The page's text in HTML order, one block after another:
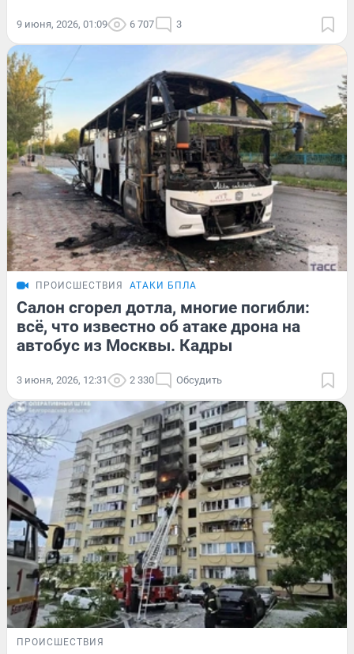
9 июня, 2026, 01:09 6 707 3
ПРОИСШЕСТВИЯ АТАКИ БПЛА
Салон сгорел дотла, многие погибли:
всё, что известно об атаке дрона на
автобус из Москвы. Кадры
3 июня, 2026, 12:31 2 330 Обсудить
ПРОИСШЕСТВИЯ